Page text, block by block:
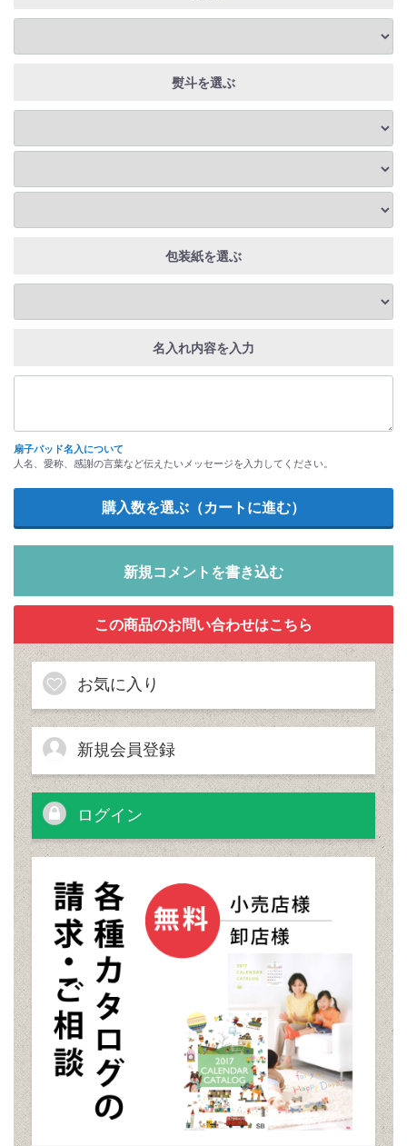
熨斗を選ぶ
包装紙を選ぶ
名入れ内容を入力
扇子パッド名入について
人名、愛称、感謝の言葉など伝えたいメッセージを入力してください。
新規コメントを書き込む
お気に入り
新規会員登録
ログイン